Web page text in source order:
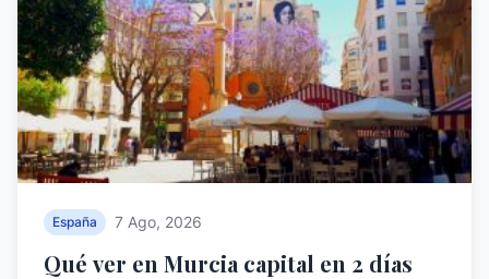
España 7 Ago, 2026
Qué ver en Murcia capital en 2 días